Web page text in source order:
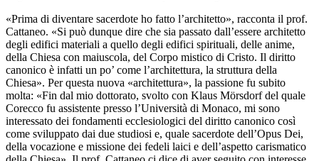
«Prima di diventare sacerdote ho fatto l’architetto», racconta il prof.
Cattaneo. «Si può dunque dire che sia passato dall’essere architetto
degli edifici materiali a quello degli edifici spirituali, delle anime,
della Chiesa con maiuscola, del Corpo mistico di Cristo. Il diritto
canonico è infatti un po’ come l’architettura, la struttura della
Chiesa». Per questa nuova «architettura», la passione fu subito
molta: «Fin dal mio dottorato, svolto con Klaus Mörsdorf del quale
Corecco fu assistente presso l’Università di Monaco, mi sono
interessato dei fondamenti ecclesiologici del diritto canonico così
come sviluppato dai due studiosi e, quale sacerdote dell’Opus Dei,
della vocazione e missione dei fedeli laici e dell’aspetto carismatico